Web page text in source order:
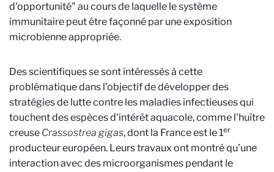
d'opportunité" au cours de laquelle le système
immunitaire peut être façonné par une exposition
microbienne appropriée.
Des scientifiques se sont intéressés à cette
problématique dans l’objectif de développer des
stratégies de lutte contre les maladies infectieuses qui
touchent des espèces d’intérêt aquacole, comme l'huître
creuse Crassostrea gigas, dont la France est le 1er
producteur européen. Leurs travaux ont montré qu’une
interaction avec des microorganismes pendant le